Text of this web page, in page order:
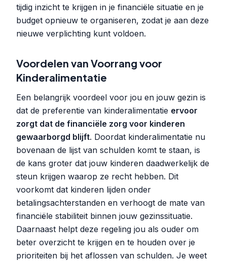
tijdig inzicht te krijgen in je financiële situatie en je
budget opnieuw te organiseren, zodat je aan deze
nieuwe verplichting kunt voldoen.
Voordelen van Voorrang voor
Kinderalimentatie
Een belangrijk voordeel voor jou en jouw gezin is
dat de preferentie van kinderalimentatie ervoor
zorgt dat de financiële zorg voor kinderen
gewaarborgd blijft. Doordat kinderalimentatie nu
bovenaan de lijst van schulden komt te staan, is
de kans groter dat jouw kinderen daadwerkelijk de
steun krijgen waarop ze recht hebben. Dit
voorkomt dat kinderen lijden onder
betalingsachterstanden en verhoogt de mate van
financiële stabiliteit binnen jouw gezinssituatie.
Daarnaast helpt deze regeling jou als ouder om
beter overzicht te krijgen en te houden over je
prioriteiten bij het aflossen van schulden. Je weet